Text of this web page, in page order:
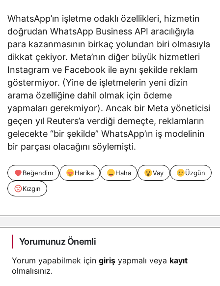
WhatsApp’ın işletme odaklı özellikleri, hizmetin
doğrudan WhatsApp Business API aracılığıyla
para kazanmasının birkaç yolundan biri olmasıyla
dikkat çekiyor. Meta’nın diğer büyük hizmetleri
Instagram ve Facebook ile aynı şekilde reklam
göstermiyor. (Yine de işletmelerin yeni dizin
arama özelliğine dahil olmak için ödeme
yapmaları gerekmiyor). Ancak bir Meta yöneticisi
geçen yıl Reuters’a verdiği demeçte, reklamların
gelecekte “bir şekilde” WhatsApp’ın iş modelinin
bir parçası olacağını söylemişti.
Beğendim Harika Haha Vay
Üzgün
Kızgın
Yorumunuz Önemli
Yorum yapabilmek için giriş yapmalı veya kayıt
olmalısınız.